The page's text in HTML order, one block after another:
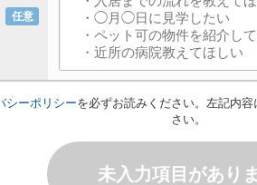
任意
シーポリシーを必ずお読みください。左記内
さい。
未入力項目があり